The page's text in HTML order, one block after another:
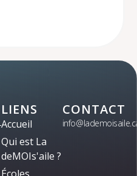
LIENS
Accueil
Qui est La
deMOIs'aile ?
CONTACT